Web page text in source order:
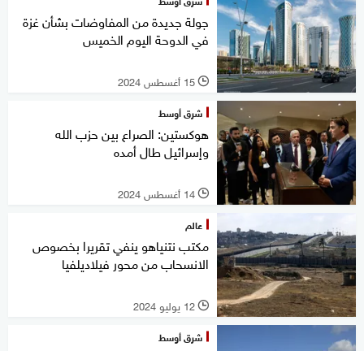
جولة جديدة من المفاوضات بشأن غزة
في الدوحة اليوم الخميس
l 15 أغسطس 2024
شرق أوسط
هوكستين: الصراع بين حزب الله
وإسرائيل طال أمده
l 14 أغسطس 2024
عالم
مكتب نتنياهو ينفي تقريرا بخصوص
الانسحاب من محور فيلاديلفيا
l 12 يوليو 2024
شرق أوسط